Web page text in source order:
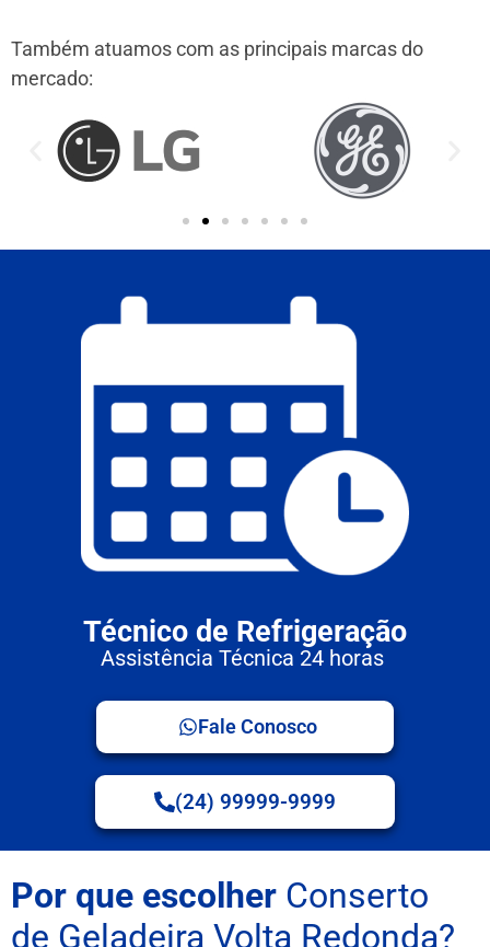
Também atuamos com as principais marcas do
mercado:
Técnico de Refrigeração
Assistência Técnica 24 horas
Fale Conosco
(24) 99999-9999
Por que escolher Conserto
de Geladeira Volta Redonda?